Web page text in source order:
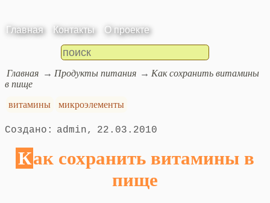
Главная Контакты О проекте
Главная Продукты питания
Как сохранить витамины
в пище
витамины
микроэлементы
admin 22.03.2010
Как сохранить витамины в
пище